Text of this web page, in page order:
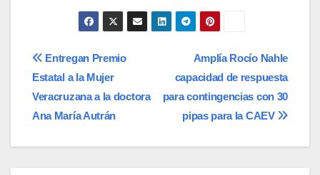
Navegación
de
entradas
Amplía Rocío Nahle
capacidad de respuesta
para contingencias con 30
pipas para la CAEV
Entregan Premio
Estatal a la Mujer
Veracruzana a la doctora
Ana María Autrán